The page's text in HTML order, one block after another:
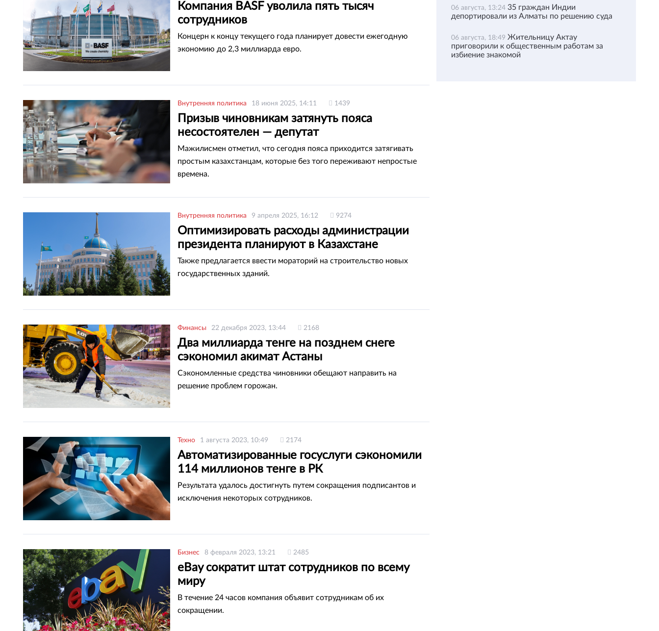
Компания BASF уволила пять тысяч
сотрудников
Концерн к концу текущего года планирует довести ежегодную
экономию до 2,3 миллиарда евро.
Внутренняя политика 18 июня 2025, 14:11 1439
Призыв чиновникам затянуть пояса
несостоятелен — депутат
Мажилисмен отметил, что сегодня пояса приходится затягивать
простым казахстанцам, которые без того переживают непростые
времена.
Внутренняя политика 9 апреля 2025, 16:12 9274
Оптимизировать расходы администрации
президента планируют в Казахстане
Также предлагается ввести мораторий на строительство новых
государственных зданий.
Финансы 22 декабря 2023, 13:44 2168
Два миллиарда тенге на позднем снеге
сэкономил акимат Астаны
Сэкономленные средства чиновники обещают направить на
решение проблем горожан.
Техно 1 августа 2023, 10:49 2174
Автоматизированные госуслуги сэкономили
114 миллионов тенге в РК
Результата удалось достигнуть путем сокращения подписантов и
исключения некоторых сотрудников.
Бизнес 8 февраля 2023, 13:21 2485
eBay сократит штат сотрудников по всему
миру
В течение 24 часов компания объявит сотрудникам об их
сокращении.
06 августа, 13:24 35 граждан Индии
депортировали из Алматы по решению суда
06 августа, 18:49 Жительницу Актау
приговорили к общественным работам за
избиение знакомой